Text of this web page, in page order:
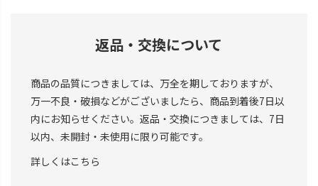
返品・交換について
商品の品質につきましては、万全を期しておりますが、
万一不良・破損などがございましたら、商品到着後7日以
内にお知らせください。返品・交換につきましては、7日
以内、未開封・未使用に限り可能です。
詳しくはこちら